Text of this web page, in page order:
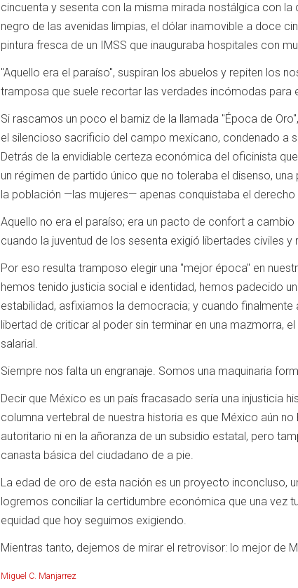
cincuenta y sesenta con la misma mirada nostálgica con
negro de las avenidas limpias, el dólar inamovible a doce
pintura fresca de un IMSS que inauguraba hospitales con
"Aquello era el paraíso", suspiran los abuelos y repiten los
tramposa que suele recortar las verdades incómodas para
Si rascamos un poco el barniz de la llamada "Época de
el silencioso sacrificio del campo mexicano, condenado a
Detrás de la envidiable certeza económica del oficinista
un régimen de partido único que no toleraba el disenso,
la población —las mujeres— apenas conquistaba el
Aquello no era el paraíso; era un pacto de confort a
cuando la juventud de los sesenta exigió libertades civiles
Por eso resulta tramposo elegir una "mejor época" en
hemos tenido justicia social e identidad, hemos padecido
estabilidad, asfixiamos la democracia; y cuando
libertad de criticar al poder sin terminar en una mazmorra,
salarial.
Siempre nos falta un engranaje. Somos una maquinaria
Decir que México es un país fracasado sería una injusticia
columna vertebral de nuestra historia es que México aún
autoritario ni en la añoranza de un subsidio estatal, pero
canasta básica del ciudadano de a pie.
La edad de oro de esta nación es un proyecto inconcluso,
logremos conciliar la certidumbre económica que una vez
equidad que hoy seguimos exigiendo.
Mientras tanto, dejemos de mirar el retrovisor: lo mejor de
Miguel C. Manjarrez